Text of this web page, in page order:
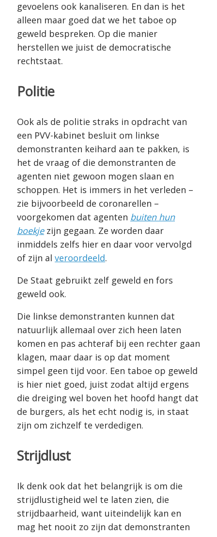
gevoelens ook kanaliseren. En dan is het
alleen maar goed dat we het taboe op
geweld bespreken. Op die manier
herstellen we juist de democratische
rechtstaat.
Politie
Ook als de politie straks in opdracht van
een PVV-kabinet besluit om linkse
demonstranten keihard aan te pakken, is
het de vraag of die demonstranten de
agenten niet gewoon mogen slaan en
schoppen. Het is immers in het verleden –
zie bijvoorbeeld de coronarellen –
voorgekomen dat agenten buiten hun
boekjezijn gegaan. Ze worden daar
inmiddels zelfs hier en daar voor vervolgd
of zijn al veroordeeld.
De Staat gebruikt zelf geweld en fors
geweld ook.
Die linkse demonstranten kunnen dat
natuurlijk allemaal over zich heen laten
komen en pas achteraf bij een rechter gaan
klagen, maar daar is op dat moment
simpel geen tijd voor. Een taboe op geweld
is hier niet goed, juist zodat altijd ergens
die dreiging wel boven het hoofd hangt dat
de burgers, als het echt nodig is, in staat
zijn om zichzelf te verdedigen.
Strijdlust
Ik denk ook dat het belangrijk is om die
strijdlustigheid wel te laten zien, die
strijdbaarheid, want uiteindelijk kan en
mag het nooit zo zijn dat demonstranten